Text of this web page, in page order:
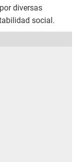
diversas
social.